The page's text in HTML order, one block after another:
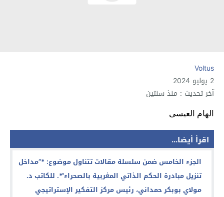
Voltus
2 يوليو 2024
آخر تحديث : منذ سنتين
الهام العيسى
اقرأ أيضا...
الجزء الخامس ضمن سلسلة مقالات تتناول موضوع: *”مداخل
تنزيل مبادرة الحكم الذاتي المغربية بالصحراء”*. للكاتب د.
مولاي بوبكر حمداني، رئيس مركز التفكير الإستراتيجي